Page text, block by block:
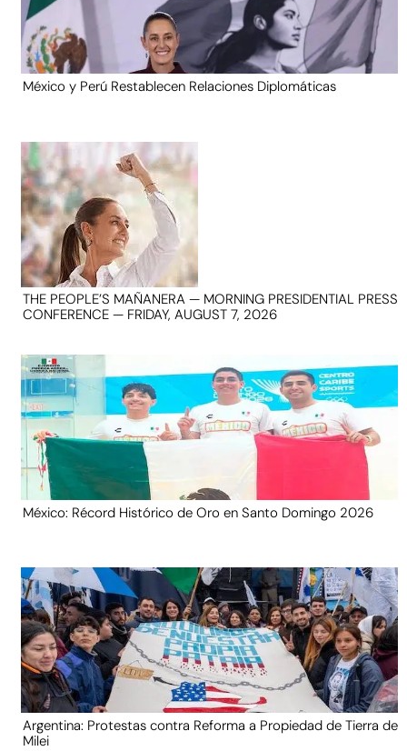
México y Perú Restablecen Relaciones Diplomáticas
THE PEOPLE’S MAÑANERA — MORNING PRESIDENTIAL PRESS
CONFERENCE — FRIDAY, AUGUST 7, 2026
México: Récord Histórico de Oro en Santo Domingo 2026
Argentina: Protestas contra Reforma a Propiedad de Tierra de
Milei